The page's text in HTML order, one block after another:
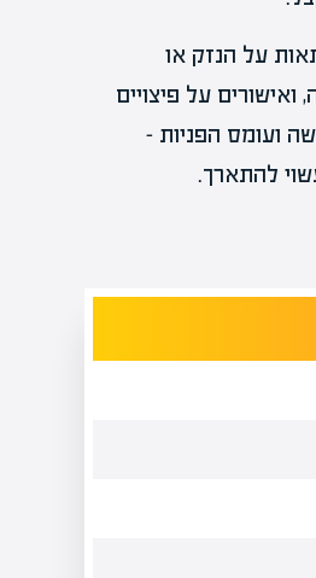
על הנזק או
על פיצויים
ועומס הפניות –